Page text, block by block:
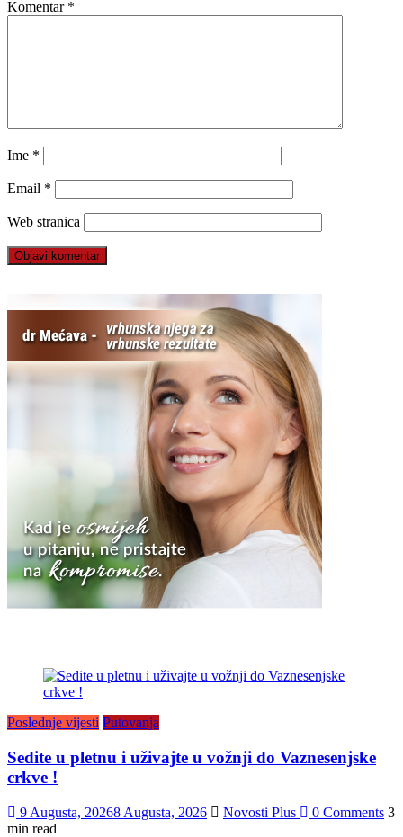
Komentar *
Ime *
Email *
Web stranica
Poslednje vijesti Putovanja
Sedite u pletnu i uživajte u vožnji do Vaznesenjske
crkve !
9 Augusta, 20268 Augusta, 2026 Novosti Plus 0 Comments 3
min read